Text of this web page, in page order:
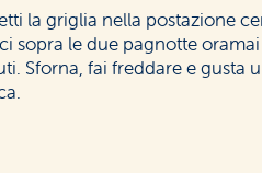
la griglia nella postazione
sopra le due pagnotte
Sforna, fai freddare e gusta